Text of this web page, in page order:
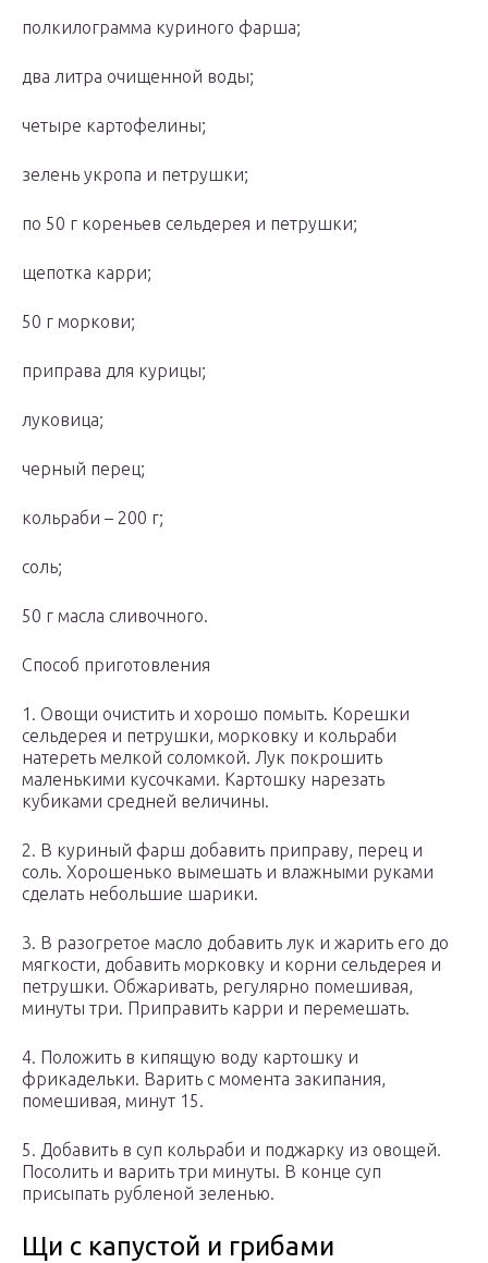
полкилограмма куриного фарша;
два литра очищенной воды;
четыре картофелины;
зелень укропа и петрушки;
по 50 г кореньев сельдерея и петрушки;
щепотка карри;
50 г моркови;
приправа для курицы;
луковица;
черный перец;
кольраби – 200 г;
соль;
50 г масла сливочного.
Способ приготовления
1. Овощи очистить и хорошо помыть. Корешки
сельдерея и петрушки, морковку и кольраби
натереть мелкой соломкой. Лук покрошить
маленькими кусочками. Картошку нарезать
кубиками средней величины.
2. В куриный фарш добавить приправу, перец и
соль. Хорошенько вымешать и влажными руками
сделать небольшие шарики.
3. В разогретое масло добавить лук и жарить его до
мягкости, добавить морковку и корни сельдерея и
петрушки. Обжаривать, регулярно помешивая,
минуты три. Приправить карри и перемешать.
4. Положить в кипящую воду картошку и
фрикадельки. Варить с момента закипания,
помешивая, минут 15.
5. Добавить в суп кольраби и поджарку из овощей.
Посолить и варить три минуты. В конце суп
присыпать рубленой зеленью.
Щи с капустой и грибами